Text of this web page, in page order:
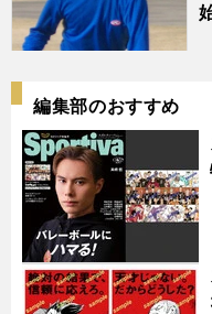
編集部のおすすめ